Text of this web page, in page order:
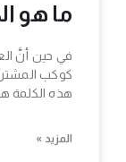
ما هو
في حين أنَّ
كوكب
هذه الكلمة
المزيد »